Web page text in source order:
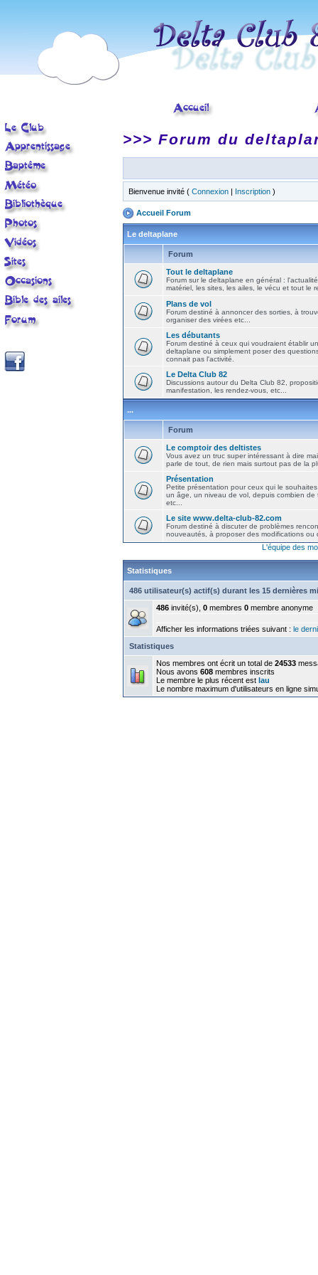
>>> Forum du
Bienvenue invité ( Connexion | Inscription )
Accueil Forum
Le deltaplane
Forum
Tout le deltaplane
Forum sur le deltaplane en général :
matériel, les sites, les ailes, le vécu et tout le
Plans de vol
Forum destiné à annoncer des sorties, à
organiser des virées etc...
Les débutants
Forum destiné à ceux qui voudraient établir
deltaplane ou simplement poser des
connait pas l'activité.
Le Delta Club 82
Discussions autour du Delta Club 82,
manifestation, les rendez-vous, etc...
...
Forum
Le comptoir des deltistes
Vous avez un truc super intéressant à dire
parle de tout, de rien mais surtout pas de la
Présentation
Petite présentation pour ceux qui le
un âge, un niveau de vol, depuis combien de
etc...
Le site www.delta-club-82.com
Forum destiné à discuter de problèmes
nouveautés, à proposer des modifications ou
L'équipe des
Statistiques
486 utilisateur(s) actif(s) durant les 15 dernières
486 invité(s), 0 membres 0 membre anonyme
Afficher les informations triées suivant : le
Statistiques
Nos membres ont écrit un total de 24533
Nous avons 608 membres inscrits
Le membre le plus récent est lau
Le nombre maximum d'utilisateurs en ligne